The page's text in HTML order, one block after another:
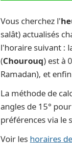
Vous cherchez l'
salât) actualisés
l'horaire suivant :
(Chourouq) est à
Ramadan), et
La méthode de
angles de 15°
préférences via le
Voir les horaires